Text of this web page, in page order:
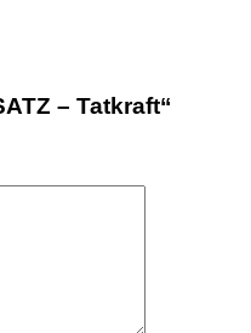
– Tatkraft“